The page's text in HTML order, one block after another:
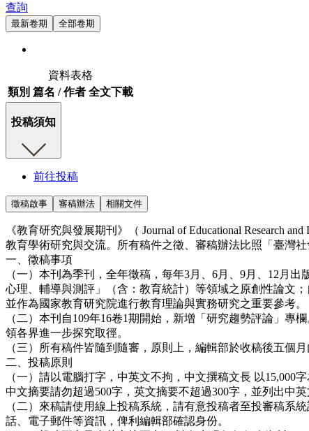
查詢
最新卷期 全部卷期
資料表格
類別 篇名 / 作者 全文下載
投稿須知
前往投稿
徵稿啟事 審稿辦法 相關文件
《教育研究與發展期刊》（ Journal of Educational Research
教育學術研究與交流。所有稿件之徵、審稿辦法比照「臺灣
一、徵稿事項
（一）本刊為季刊，全年徵稿，每年3月、6月、9月、12月
心理、輔導與測評」（含：教育統計）等領域之原創性論文
並作為國家教育研究院進行教育理論與實務研究之重要參考。
（二）本刊自109年16卷1期開始，新增「研究趨勢評論」
領各界進一步探究取徑。
（三）所有稿件皆隨到隨審，原則上，編輯部於收稿後五個
二、投稿原則
（一）請以電腦打字，中英文不拘，中文撰稿文長 以15,000
中文摘要請勿超過500字，英文摘要不超過300字，並列出中
（二）來稿請使用線上投稿系統，請有意投稿者至投審稿系
話、電子郵件等資訊，俾利編輯部確認身份。